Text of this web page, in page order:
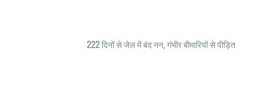
222 दिनों से जेल में बंद नन, गंभीर बीमारियों से पीड़ित